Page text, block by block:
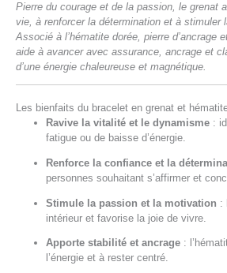
Pierre du courage et de la passion, le grenat
vie, à renforcer la détermination et à stimuler
Associé à l’hématite dorée, pierre d’ancrage
aide à avancer avec assurance, ancrage et
d’une énergie chaleureuse et magnétique.
Les bienfaits du bracelet en grenat et
Ravive la vitalité et le dynamisme :
fatigue ou de baisse d’énergie.
Renforce la confiance et la
personnes souhaitant s’affirmer et
Stimule la passion et la motivation :
intérieur et favorise la joie de vivre.
Apporte stabilité et ancrage :
l’énergie et à rester centré.